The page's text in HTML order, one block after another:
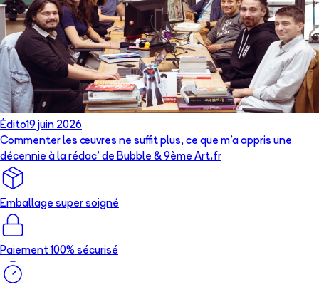
Édito19 juin 2026
Commenter les œuvres ne suffit plus, ce que m’a appris une
décennie à la rédac’ de Bubble & 9ème Art.fr
Emballage super soigné
Paiement 100% sécurisé